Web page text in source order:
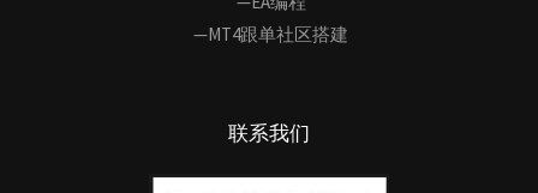
—MT4跟单社区搭建
联系我们